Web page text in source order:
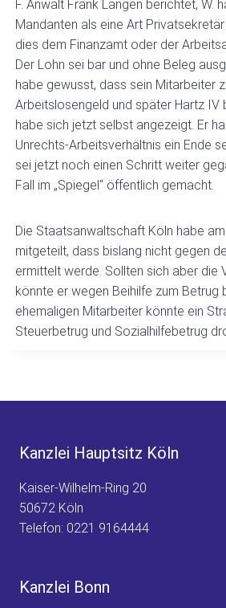
F. Anwalt Frank Langen berichtet, W.
Mandanten als eine Art
dies dem Finanzamt oder der
Der Lohn sei bar und ohne Beleg
habe gewusst, dass sein Mitarbeiter
Arbeitslosengeld und später Hartz IV
habe sich jetzt selbst angezeigt. Er
Unrechts-Arbeitsverhältnis ein Ende
sei jetzt noch einen Schritt weiter
Fall im „Spiegel“ öffentlich gemacht.
Die Staatsanwaltschaft Köln habe
mitgeteilt, dass bislang nicht gegen
ermittelt werde. Sollten sich aber die
könnte er wegen Beihilfe zum Betrug
ehemaligen Mitarbeiter könnte ein
Steuerbetrug und Sozialhilfebetrug
Kanzlei Hauptsitz Köln
Kaiser-Wilhelm-Ring 20
50672 Köln
Telefon: 0221 9164444
Kanzlei Bonn